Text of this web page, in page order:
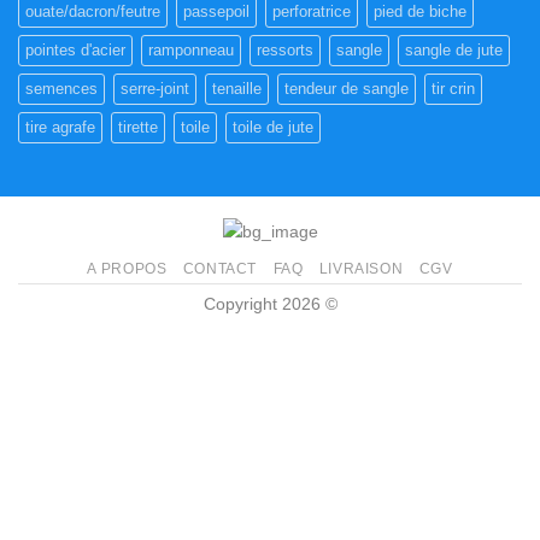
ouate/dacron/feutre passepoil perforatrice pied de biche
pointes d'acier ramponneau ressorts sangle sangle de jute
semences serre-joint tenaille tendeur de sangle tir crin
tire agrafe tirette toile toile de jute
A PROPOS CONTACT FAQ LIVRAISON CGV
Copyright 2026 ©